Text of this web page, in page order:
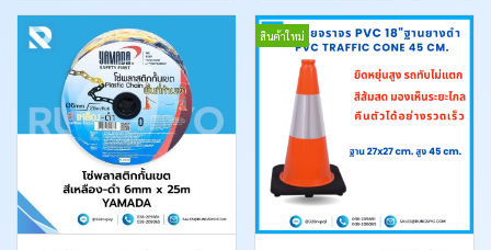
สินค้าใหม่